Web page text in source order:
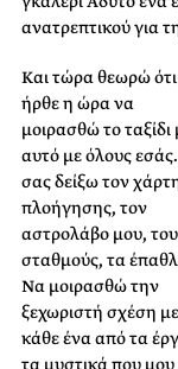
ανατρεπτικού για
Και τώρα θεωρώ ότι
ήρθε η ώρα να
μοιρασθώ το ταξίδι
αυτό με όλους
σας δείξω τον
πλοήγησης, τον
αστρολάβο μου,
σταθμούς, τα
Να μοιρασθώ την
ξεχωριστή σχέση με
κάθε ένα από τα
τα μυστικά που μου